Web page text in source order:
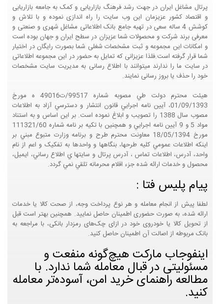
پرتال مشاغل ایران در جهت رشد فرهنگ بازاریابی و کمک به جامعه بازاریابی
و اقتصاد کشور عزیزمان این وب سایت را راه اندازی نموده و با تلاش و
کوشش 4 ساله سعی در تهیه جامع بانک اطلاعاتی مشاغل شهری و صنعتی و
معرفی برند شرکت و محصولات شما عزیزان در سطح ایران و جهان بوده است
و امکانات این مجموعه و ثبت مشخصات شغلی شما بصورت رایگان در اختیار
شما قرار گرفته است.فلذا عزیزانی که تمایل به حضور در این مجموعه اطلاعاتی
در سایت ما را ندارند میتوانند با اطلاع رسانی به مدیریت سایت مشخصات
خود را حذف یا بروز رسانی نمایند.
هيئت محترم دولت طي مصوبه شماره 99517/ت49016 ه مورخ
01/09/1393، آيين نامه اجرايي قانون انتشار و دسترسي آزاد به اطلاعات
مصوب سال 1388 را تصويب و ابلاغ نموده است. بر اين اساس و به استناد
مواد 5 و 9 آيين نامه اجرايي و همچنين با تکيه بر نامه شماره 111321/60
مورخ 18/05/1394 معاونت محترم طرح و برنامه وزارت متبوع مبني بر
اينکه اطلاعات عمومي کليه طرحها، بنگاهها و واحدها به تفکيک و اعم از نام
واحد، آدرس، اطلاعات تماس ، آدرس پرتال و سايتها ي اطلاع رساني، ايميل،
محصول و خدمات ارائه شده جزء اقلام محرمانه تلقي نمي گردد.
پیام پلیس فتا :
لطفا پیش از انجام معامله و هر نوع پرداخت وجه، از صحت کالا یا خدمات
ارائه شده، به صورت حضوری اطمینان حاصل نمایید. همچنین بهتر است قبل
از تحویل کالا یا خودروی خود در ازای چک‌های رمزدار بانکی، با مراجعه به
بانک مربوطه از اصالت آن اطمینان حاصل کنید.
اینفوجاب مارکت هیچ‌گونه منفعت و
مسئولیتی در قبال معامله شما ندارد. با
مطالعه راهنمای خرید امن، آسوده‌تر معامله
کنید.